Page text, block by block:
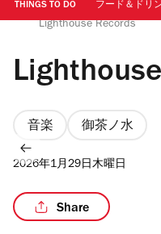
THINGS TO DO フード＆ドリ
Photo: Keisuke
Lighthouse Records
音楽 御茶ノ水
2026年1月29日木曜日
Share